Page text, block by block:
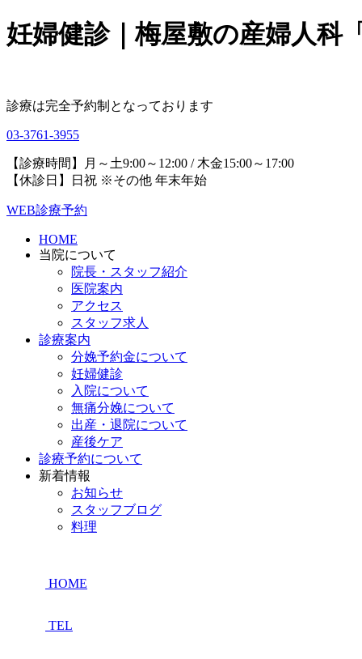
妊婦健診｜梅屋敷の産婦人科
診療は完全予約制となっております
03-3761-3955
【診療時間】月～土9:00～12:00 / 木金15:00～17:00
【休診日】日祝 ※その他 年末年始
WEB診療予約
HOME
当院について
院長・スタッフ紹介
医院案内
アクセス
スタッフ求人
診療案内
分娩予約金について
妊婦健診
入院について
無痛分娩について
出産・退院について
産後ケア
診療予約について
新着情報
お知らせ
スタッフブログ
料理
HOME
TEL